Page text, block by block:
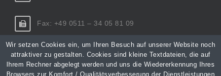
Fax: +49 0511 – 34 05 81 09
ed.42
etkud
orpsu
xul@t
katno
k :li
aM
Wir setzen Cookies ein, um Ihren Besuch auf unserer Website noch
attraktiver zu gestalten. Cookies sind kleine Textdateien, die auf
Ihrem Rechner abgelegt werden und uns die Wiedererkennung Ihres
Browsers zur Komfort / Qualitätsverbesserung der Dienstleistungen